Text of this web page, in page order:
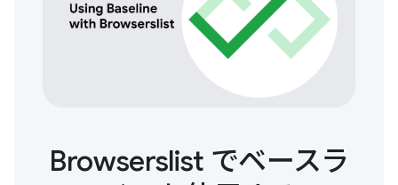
Browserslist でベースラ